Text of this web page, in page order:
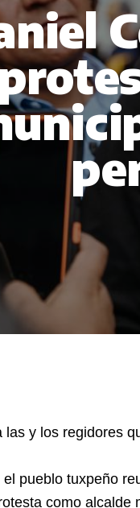
y los regidores
pueblo tuxpeño
como alcalde